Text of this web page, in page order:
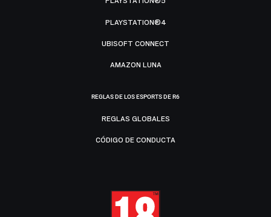
PLAYSTATION®4
UBISOFT CONNECT
AMAZON LUNA
REGLAS DE LOS ESPORTS DE R6
REGLAS GLOBALES
CÓDIGO DE CONDUCTA